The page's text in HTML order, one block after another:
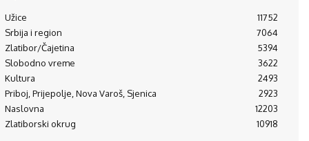
Užice
11752
Srbija i region
7064
Zlatibor/Čajetina
5394
Slobodno vreme
3622
Kultura
2493
Priboj, Prijepolje, Nova Varoš, Sjenica
2923
Naslovna
12203
Zlatiborski okrug
10918